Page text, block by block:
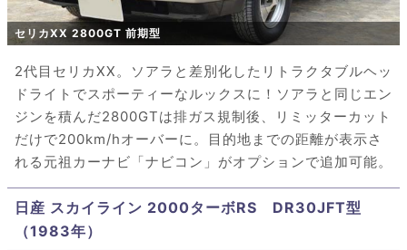
セリカXX 2800GT 前期型
2代目セリカXX。ソアラと差別化したリトラクタブルヘッ
ドライトでスポーティーなルックスに！ソアラと同じエン
ジンを積んだ2800GTは排ガス規制後、リミッターカット
だけで200km/hオーバーに。目的地までの距離が表示さ
れる元祖カーナビ「ナビコン」がオプションで追加可能。
日産 スカイライン 2000ターボRS DR30JFT型
（1983年）